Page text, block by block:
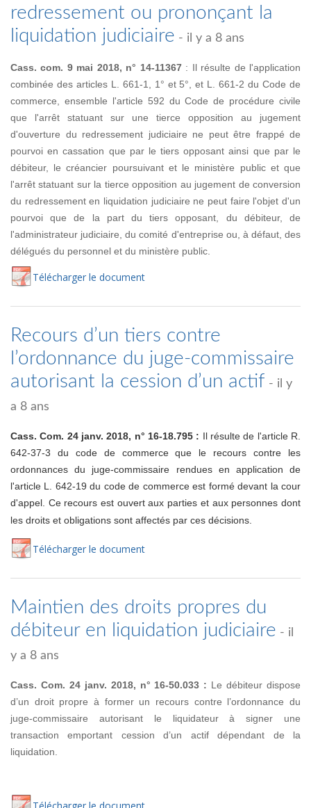
redressement ou prononçant la
liquidation judiciaire - il y a 8 ans
Cass. com. 9 mai 2018, n° 14-11367 : Il résulte de l'application
combinée des articles L. 661-1, 1° et 5°, et L. 661-2 du Code de
commerce, ensemble l'article 592 du Code de procédure civile
que l'arrêt statuant sur une tierce opposition au jugement
d'ouverture du redressement judiciaire ne peut être frappé de
pourvoi en cassation que par le tiers opposant ainsi que par le
débiteur, le créancier poursuivant et le ministère public et que
l'arrêt statuant sur la tierce opposition au jugement de conversion
du redressement en liquidation judiciaire ne peut faire l'objet d'un
pourvoi que de la part du tiers opposant, du débiteur, de
l'administrateur judiciaire, du comité d'entreprise ou, à défaut, des
délégués du personnel et du ministère public.
Télécharger le document
Recours d’un tiers contre
l’ordonnance du juge-commissaire
autorisant la cession d’un actif - il y
a 8 ans
Cass. Com. 24 janv. 2018, n° 16-18.795 : Il résulte de l'article R.
642-37-3 du code de commerce que le recours contre les
ordonnances du juge-commissaire rendues en application de
l'article L. 642-19 du code de commerce est formé devant la cour
d'appel. Ce recours est ouvert aux parties et aux personnes dont
les droits et obligations sont affectés par ces décisions.
Télécharger le document
Maintien des droits propres du
débiteur en liquidation judiciaire - il
y a 8 ans
Cass. Com. 24 janv. 2018, n° 16-50.033 : Le débiteur dispose
d’un droit propre à former un recours contre l’ordonnance du
juge-commissaire autorisant le liquidateur à signer une
transaction emportant cession d’un actif dépendant de la
liquidation.